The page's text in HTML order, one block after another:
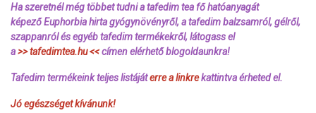
Ha szeretnél még többet tudni a tafedim tea fő hatóanyagát
képező Euphorbia hirta gyógynövényről, a tafedim balzsamról, gélről,
szappanról és egyéb tafedim termékekről, látogass el
a>>tafedimtea.hu<<címen elérhető blogoldaunkra!
Tafedim termékeink teljes listájáterre a linkrekattintva érheted el.
Jó egészséget kívánunk!